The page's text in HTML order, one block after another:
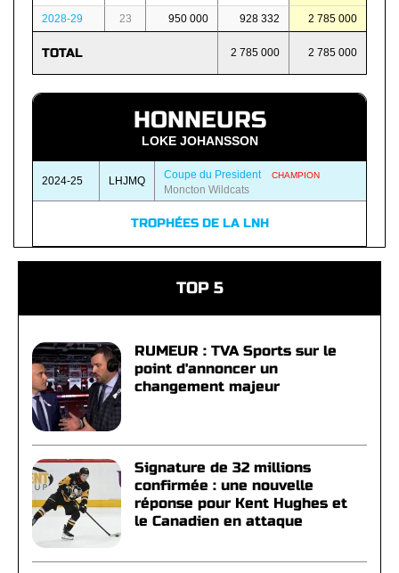
2028-29 23 950 000 928 332 2 785 000
TOTAL 2 785 000 2 785 000
HONNEURS
LOKE JOHANSSON
2024-25 LHJMQ Coupe du President CHAMPION
Moncton Wildcats
TROPHÉES DE LA LNH
TOP 5
RUMEUR : TVA Sports sur le
point d'annoncer un
changement majeur
Signature de 32 millions
confirmée : une nouvelle
réponse pour Kent Hughes et
le Canadien en attaque